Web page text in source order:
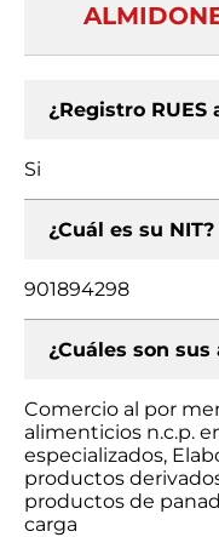
¿Registro RUES
Si
¿Cuál es su NIT?
901894298
¿Cuáles son
Comercio al por
alimenticios n.c.p.
especializados,
productos
productos de
carga